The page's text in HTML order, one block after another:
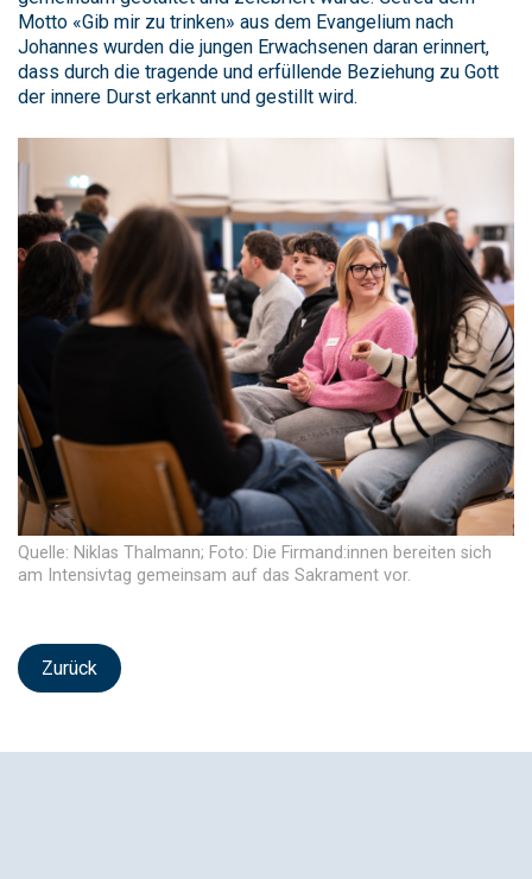
Motto «Gib mir zu trinken» aus dem Evangelium nach
Johannes wurden die jungen Erwachsenen daran erinnert,
dass durch die tragende und erfüllende Beziehung zu Gott
der innere Durst erkannt und gestillt wird.
Quelle: Niklas Thalmann; Foto: Die Firmand:innen bereiten sich
am Intensivtag gemeinsam auf das Sakrament vor.
Zurück